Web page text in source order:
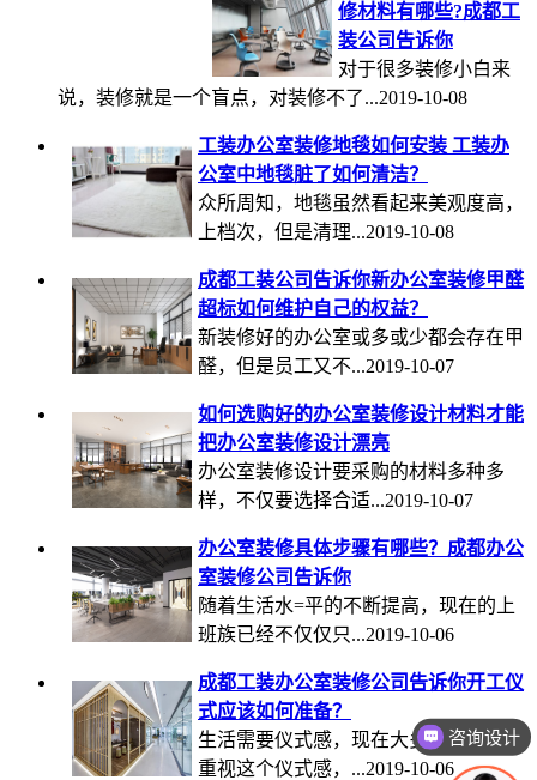
修材料有哪些?成都工
装公司告诉你
对于很多装修小白来
说，装修就是一个盲点，对装修不了...2019-10-08
工装办公室装修地毯如何安装 工装办
公室中地毯脏了如何清洁？
众所周知，地毯虽然看起来美观度高，
上档次，但是清理...2019-10-08
成都工装公司告诉你新办公室装修甲醛
超标如何维护自己的权益？
新装修好的办公室或多或少都会存在甲
醛，但是员工又不...2019-10-07
如何选购好的办公室装修设计材料才能
把办公室装修设计漂亮
办公室装修设计要采购的材料多种多
样，不仅要选择合适...2019-10-07
办公室装修具体步骤有哪些？成都办公
室装修公司告诉你
随着生活水=平的不断提高，现在的上
班族已经不仅仅只...2019-10-06
成都工装办公室装修公司告诉你开工仪
式应该如何准备？
生活需要仪式感，现在大多数人都比较
重视这个仪式感，...2019-10-06
咨询设计